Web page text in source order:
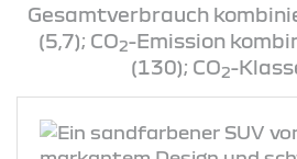
Gesamtverbrauch
(5,7); CO2-Emission
(130); CO2-